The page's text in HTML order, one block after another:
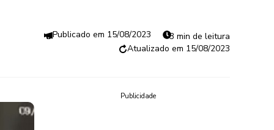
15/08/2023
3 min de leitura
15/08/2023
Publicidade